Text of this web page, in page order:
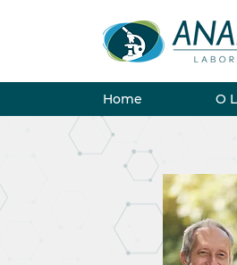
Home O